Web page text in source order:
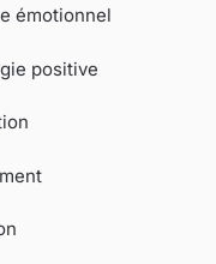
émotionnel
positive